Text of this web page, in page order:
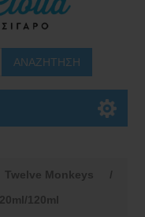
Twelve Monkeys
/
120ml